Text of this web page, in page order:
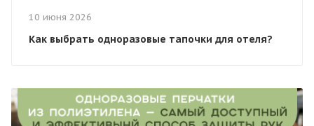
10 июня 2026
Как выбрать одноразовые тапочки для отеля?